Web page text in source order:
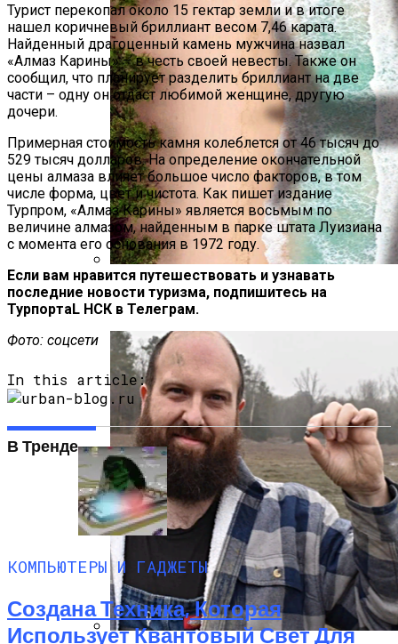
Полетную Программу На Маврикий Из
России Продлили До Мая 2024
Турист перекопал около 15 гектар земли и в итоге
нашел коричневый бриллиант весом 7,46 карата.
Найденный драгоценный камень мужчина назвал
«Алмаз Карины» – в честь своей невесты. Также он
сообщил, что планирует разделить бриллиант на две
части – одну он отдаст любимой женщине, другую
дочери.
Примерная стоимость камня колеблется от 46 тысяч до
529 тысяч долларов. На определение окончательной
цены алмаза влияет большое число факторов, в том
числе форма, цвет и чистота. Как пишет издание
Турпром, «Алмаз Карины» является восьмым по
величине алмазом, найденным в парке штата Луизиана
с момента его основания в 1972 году.
Если вам нравится путешествовать и узнавать
последние новости туризма, подпишитесь на
ТурпортаL НСК в Телеграм.
Фото: соцсети
In this article:
В Тренде
КОМПЬЮТЕРЫ И ГАДЖЕТЫ
Создана Техника, Которая
Использует Квантовый Свет Для